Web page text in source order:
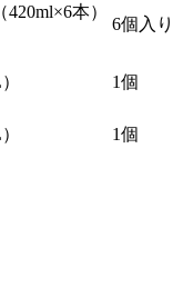
本）
6個入り
1個
1個